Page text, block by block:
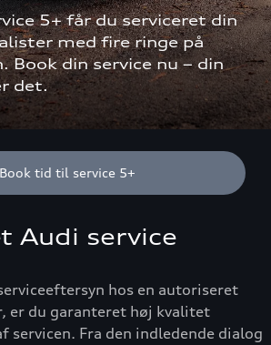
5+ får du serviceret din
med fire ringe på
Book din service nu – din
det.
Book tid til service 5+
Audi service
hos en autoriseret
er du garanteret høj kvalitet
servicen. Fra den indledende dialog